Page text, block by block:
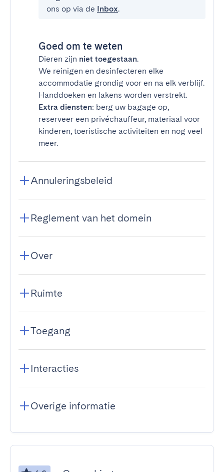
ons op via de Inbox.
Goed om te weten
Dieren zijn niet toegestaan.
We reinigen en desinfecteren elke
accommodatie grondig voor en na elk verblijf.
Handdoeken en lakens worden verstrekt.
Extra diensten: berg uw bagage op,
reserveer een privéchauffeur, materiaal voor
kinderen, toeristische activiteiten en nog veel
meer.
Annuleringsbeleid
Reglement van het domein
Over
Ruimte
Toegang
Interacties
Overige informatie